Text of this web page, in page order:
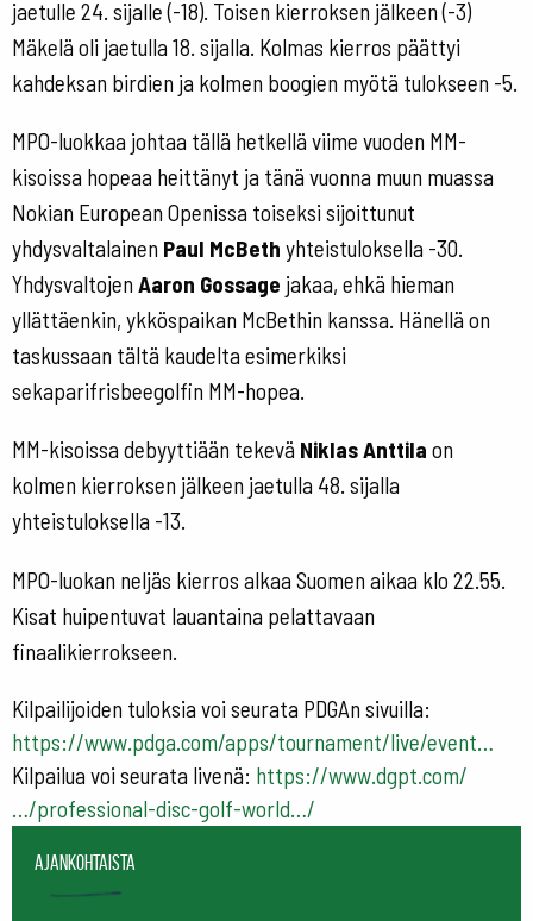
jaetulle 24. sijalle (-18). Toisen kierroksen jälkeen (-3)
Mäkelä oli jaetulla 18. sijalla. Kolmas kierros päättyi
kahdeksan birdien ja kolmen boogien myötä tulokseen -5.
MPO-luokkaa johtaa tällä hetkellä viime vuoden MM-
kisoissa hopeaa heittänyt ja tänä vuonna muun muassa
Nokian European Openissa toiseksi sijoittunut
yhdysvaltalainen Paul McBeth yhteistuloksella -30.
Yhdysvaltojen Aaron Gossage jakaa, ehkä hieman
yllättäenkin, ykköspaikan McBethin kanssa. Hänellä on
taskussaan tältä kaudelta esimerkiksi
sekaparifrisbeegolfin MM-hopea.
MM-kisoissa debyyttiään tekevä Niklas Anttila on
kolmen kierroksen jälkeen jaetulla 48. sijalla
yhteistuloksella -13.
MPO-luokan neljäs kierros alkaa Suomen aikaa klo 22.55.
Kisat huipentuvat lauantaina pelattavaan
finaalikierrokseen.
Kilpailijoiden tuloksia voi seurata PDGAn sivuilla:
https://www.pdga.com/apps/tournament/live/event…
Kilpailua voi seurata livenä: https://www.dgpt.com/
…/professional-disc-golf-world…/
Ajankohtaista